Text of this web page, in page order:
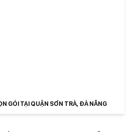
GÓI TẠI QUẬN SƠN TRÀ, ĐÀ NẴNG